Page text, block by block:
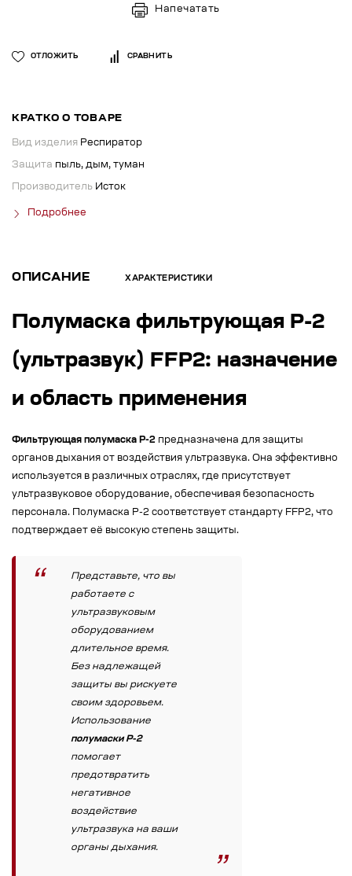
Напечатать
ОТЛОЖИТЬ СРАВНИТЬ
КРАТКО О ТОВАРЕ
Вид изделия Респиратор
Защита пыль, дым, туман
Производитель Исток
Подробнее
ОПИСАНИЕ ХАРАКТЕРИСТИКИ
Полумаска фильтрующая Р-2
(ультразвук) FFP2: назначение
и область применения
Фильтрующая полумаска Р-2 предназначена для защиты
органов дыхания от воздействия ультразвука. Она эффективно
используется в различных отраслях, где присутствует
ультразвуковое оборудование, обеспечивая безопасность
персонала. Полумаска Р-2 соответствует стандарту FFP2, что
подтверждает её высокую степень защиты.
Представьте, что вы
работаете с
ультразвуковым
оборудованием
длительное время.
Без надлежащей
защиты вы рискуете
своим здоровьем.
Использование
полумаски Р-2
помогает
предотвратить
негативное
воздействие
ультразвука на ваши
органы дыхания.